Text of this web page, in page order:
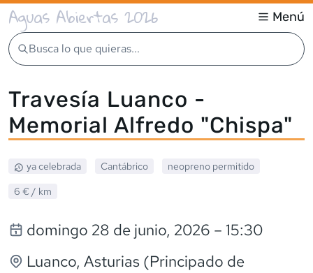
Aguas Abiertas 2026 Menú
Busca lo que quieras...
Travesía Luanco -
Memorial Alfredo "Chispa"
ya celebrada Cantábrico neopreno permitido
6 € / km
domingo 28 de junio, 2026 – 15:30
Luanco, Asturias (Principado de